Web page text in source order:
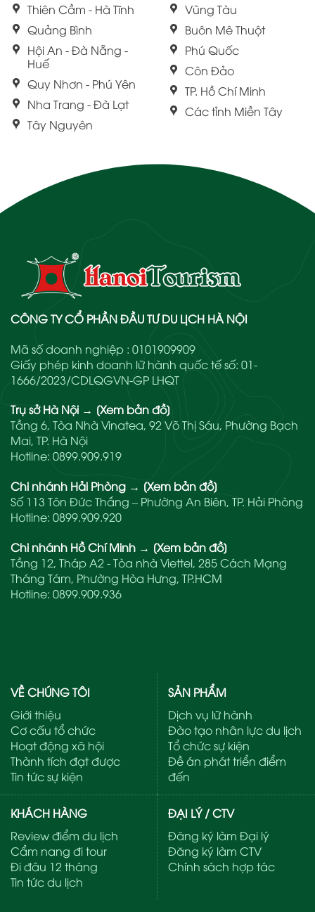
Thiên Cầm - Hà Tĩnh
Quảng Bình
Hội An - Đà Nẵng -
Huế
Quy Nhơn - Phú Yên
Nha Trang - Đà Lạt
Tây Nguyên
Vũng Tàu
Buôn Mê Thuột
Phú Quốc
Côn Đảo
TP. Hồ Chí Minh
Các tỉnh Miền Tây
CÔNG TY CỔ PHẦN ĐẦU TƯ DU LỊCH HÀ NỘI
Mã số doanh nghiệp : 0101909909
Giấy phép kinh doanh lữ hành quốc tế số: 01-
1666/2023/CDLQGVN-GP LHQT
Trụ sở Hà Nội → [Xem bản đồ]
Tầng 6, Tòa Nhà Vinatea, 92 Võ Thị Sáu, Phường Bạch
Mai, TP. Hà Nội
Hotline: 0899.909.919
Chi nhánh Hải Phòng → [Xem bản đồ]
Số 113 Tôn Đức Thắng – Phường An Biên, TP. Hải Phòng
Hotline: 0899.909.920
Chi nhánh Hồ Chí Minh → [Xem bản đồ]
Tầng 12, Tháp A2 - Tòa nhà Viettel, 285 Cách Mạng
Tháng Tám, Phường Hòa Hưng, TP.HCM
Hotline: 0899.909.936
VỀ CHÚNG TÔI
Giới thiệu
Cơ cấu tổ chức
Hoạt động xã hội
Thành tích đạt được
Tin tức sự kiện
SẢN PHẨM
Dịch vụ lữ hành
Đào tạo nhân lực du lịch
Tổ chức sự kiện
Đề án phát triển điểm
đến
KHÁCH HÀNG
Review điểm du lịch
Cẩm nang đi tour
Đi đâu 12 tháng
Tin tức du lịch
ĐẠI LÝ / CTV
Đăng ký làm Đại lý
Đăng ký làm CTV
Chính sách hợp tác